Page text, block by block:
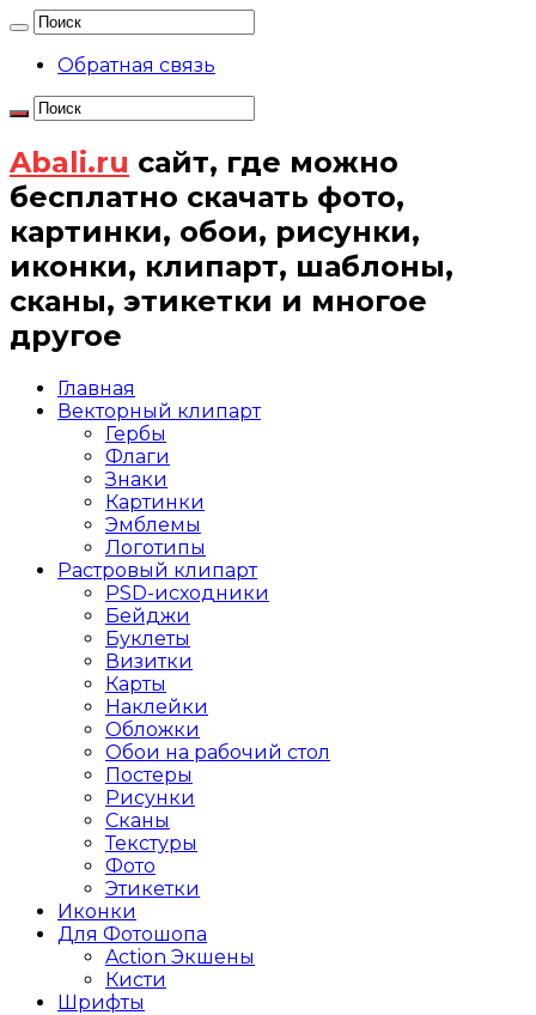
Обратная связь
Abali.ru сайт, где можно
бесплатно скачать фото,
картинки, обои, рисунки,
иконки, клипарт, шаблоны,
сканы, этикетки и многое
другое
Главная
Векторный клипарт
Гербы
Флаги
Знаки
Картинки
Эмблемы
Логотипы
Растровый клипарт
PSD-исходники
Бейджи
Буклеты
Визитки
Карты
Наклейки
Обложки
Обои на рабочий стол
Постеры
Рисунки
Сканы
Текстуры
Фото
Этикетки
Иконки
Для Фотошопа
Action Экшены
Кисти
Шрифты